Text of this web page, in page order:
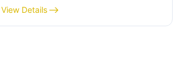
piegādātājs iekštelpu
apgaismojumam rūpniecības
View Details